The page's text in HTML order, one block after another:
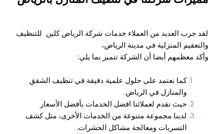
لقد جرب العديد من العملاء خدمات شركة الرياض كلين للتنظيف
والتعقيم المنزلية في مدينة الرياض،
وأكد معظمهم أيضا أن الشركة تتميز بما يلي:
كما نعتمد على حلول علمية دقيقة في تنظيف الشقق
والمنازل في الرياض.
حيث نقدم لعملائنا افضل الخدمات بأفضل الأسعار
لدينا مجموعة متنوعة من الخدمات الأخرى، مثل كشف
التسربات ومعالجة مشاكل الحشرات.